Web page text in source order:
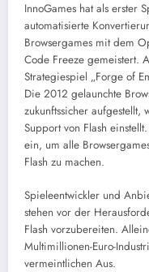
InnoGames hat als erster
automatisierte
Browsergames mit dem
Code Freeze gemeistert.
Strategiespiel „Forge of
Die 2012 gelaunchte
zukunftssicher
Support von Flash
ein, um alle
Flash zu machen.
Spieleentwickler und
stehen vor der
Flash vorzubereiten.
Multimillionen-Euro-
vermeintlichen Aus.